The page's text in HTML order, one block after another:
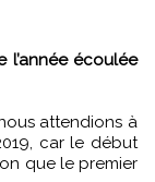
attendions à
car le début
que le premier